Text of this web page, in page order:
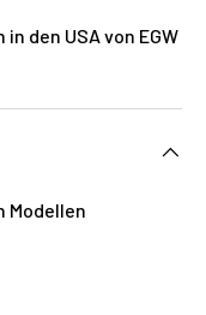
den USA von EGW
Modellen